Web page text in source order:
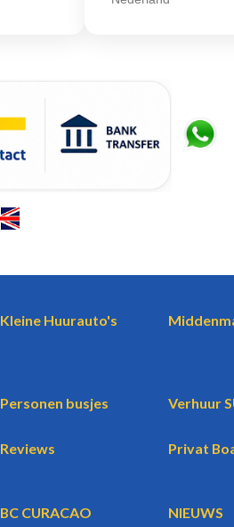
Kleine Huurauto's
Personen busjes Verhuur
Reviews Privat
BC CURACAO NIEUWS